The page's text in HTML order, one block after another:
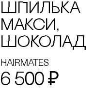
ШПИЛЬКА
МАКсИ,
ШОКОЛАД
Hairmates
6 500 ₽